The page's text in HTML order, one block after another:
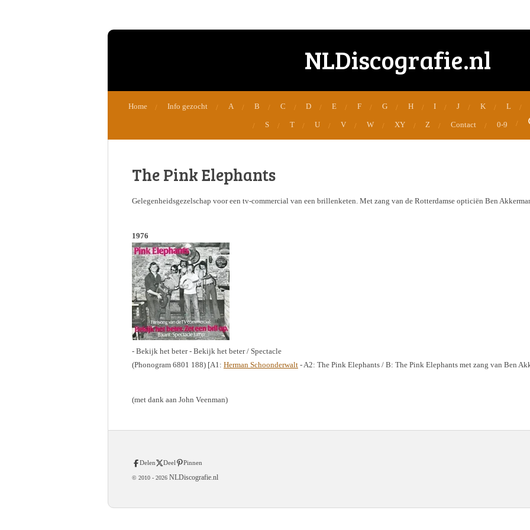
NLDiscografie.nl
Home Info gezocht A B C D E F G H I J K L
S T U V W XY Z Contact 0-9
The Pink Elephants
Gelegenheidsgezelschap voor een tv-commercial van een brillenketen. Met zang van de Rotterdamse opticiën Ben
1976
- Bekijk het beter - Bekijk het beter / Spectacle
(Phonogram 6801 188) [A1: Herman Schoonderwalt - A2: The Pink Elephants / B: The Pink Elephants met zang van Ben
(met dank aan John Veenman)
Delen Deel Pinnen
© 2010 - 2026 NLDiscografie.nl